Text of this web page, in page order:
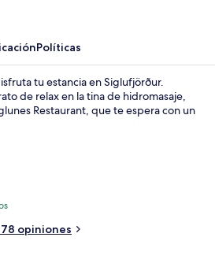
Políticas
tu estancia en Siglufjörður.
de relax en la tina de hidromasaje,
Restaurant, que te espera con un
78 opiniones